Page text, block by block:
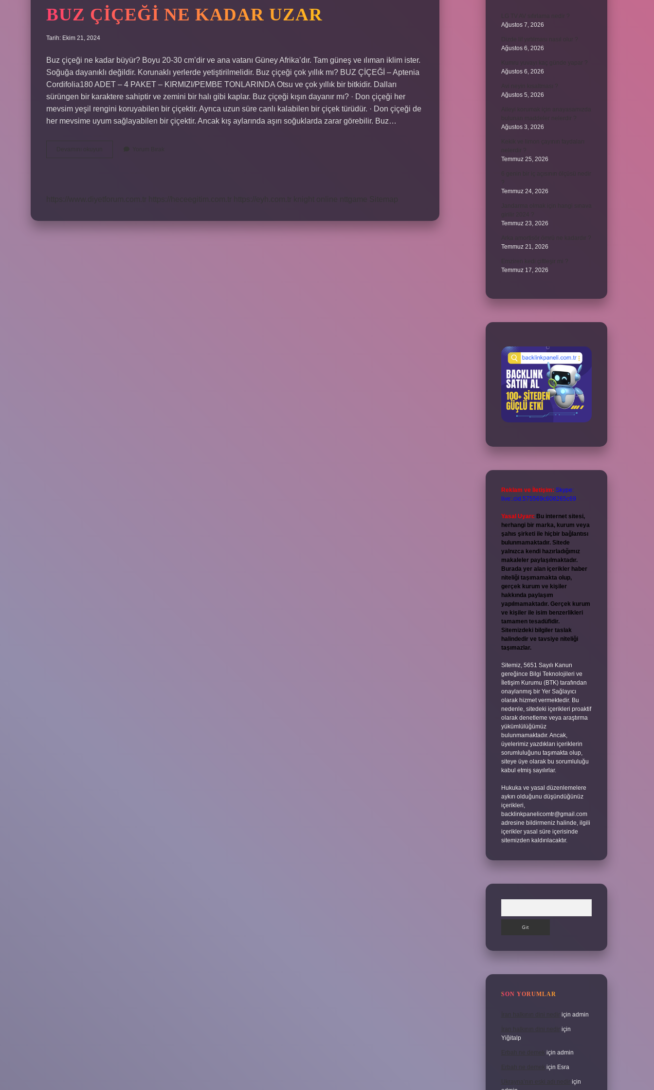
BUZ ÇIÇEĞI NE KADAR UZAR
Tarih: Ekim 21, 2024
Buz çiçeği ne kadar büyür? Boyu 20-30 cm’dir ve ana vatanı Güney Afrika’dır. Tam güneş ve ılıman iklim ister.
Soğuğa dayanıklı değildir. Korunaklı yerlerde yetiştirilmelidir. Buz çiçeği çok yıllık mı? BUZ ÇİÇEĞİ – Aptenia
Cordifolia180 ADET – 4 PAKET – KIRMIZI/PEMBE TONLARINDA Otsu ve çok yıllık bir bitkidir. Dalları
sürüngen bir karaktere sahiptir ve zemini bir halı gibi kaplar. Buz çiçeği kışın dayanır mı? · Don çiçeği her
mevsim yeşil rengini koruyabilen bir çiçektir. Ayrıca uzun süre canlı kalabilen bir çiçek türüdür. · Don çiçeği de
her mevsime uyum sağlayabilen bir çiçektir. Ancak kış aylarında aşırı soğuklarda zarar görebilir. Buz…
Ağustos 7, 2026
Ağustos 6, 2026
Ağustos 6, 2026
Ağustos 5, 2026
Ağustos 3, 2026
Temmuz 25, 2026
Temmuz 24, 2026
Temmuz 23, 2026
Temmuz 21, 2026
Temmuz 17, 2026
Reklam ve İletişim: Skype:
live:.cid.575569c608265c69
Yasal Uyarı: Bu internet sitesi,
herhangi bir marka, kurum veya
şahıs şirketi ile hiçbir bağlantısı
bulunmamaktadır. Sitede
yalnızca kendi hazırladığımız
makaleler paylaşılmaktadır.
Burada yer alan içerikler haber
niteliği taşımamakta olup,
gerçek kurum ve kişiler
hakkında paylaşım
yapılmamaktadır. Gerçek kurum
ve kişiler ile isim benzerlikleri
tamamen tesadüfidir.
Sitemizdeki bilgiler taslak
halindedir ve tavsiye niteliği
taşımazlar.
Sitemiz, 5651 Sayılı Kanun
gereğince Bilgi Teknolojileri ve
İletişim Kurumu (BTK) tarafından
onaylanmış bir Yer Sağlayıcı
olarak hizmet vermektedir. Bu
nedenle, sitedeki içerikleri proaktif
olarak denetleme veya araştırma
yükümlülüğümüz
bulunmamaktadır. Ancak,
üyelerimiz yazdıkları içeriklerin
sorumluluğunu taşımakta olup,
siteye üye olarak bu sorumluluğu
kabul etmiş sayılırlar.
Hukuka ve yasal düzenlemelere
aykırı olduğunu düşündüğünüz
içerikleri,
backlinkpanelicomtr@gmail.com
adresine bildirmeniz halinde, ilgili
içerikler yasal süre içerisinde
sitemizden kaldırılacaktır.
SON YORUMLAR
İran halkının dini nedir için admin
İran halkının dini nedir için
Yiğitalp
Erbah ne demek için admin
Erbah ne demek için Esra
Ukrayna’nın eski adı nedir için